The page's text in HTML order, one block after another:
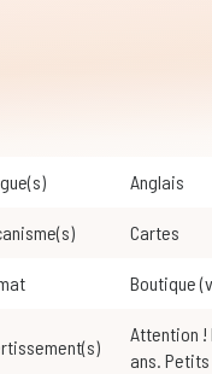
Anglais
Cartes
Boutique
Attention ! Ne convient pas aux enfants de moins de 3
ans.